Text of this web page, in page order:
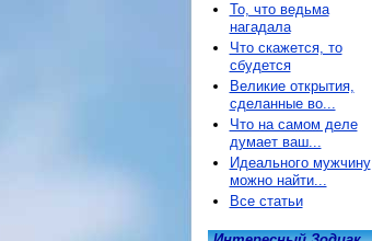
То, что ведьма
нагадала
Что скажется, то
сбудется
Великие открытия,
сделанные во...
Что на самом деле
думает ваш...
Идеального мужчину
можно найти...
Все статьи